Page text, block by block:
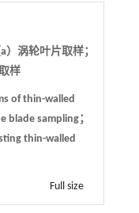
）涡轮叶片取样；
样
of thin-walled
blade sampling；
thin-walled
Full size